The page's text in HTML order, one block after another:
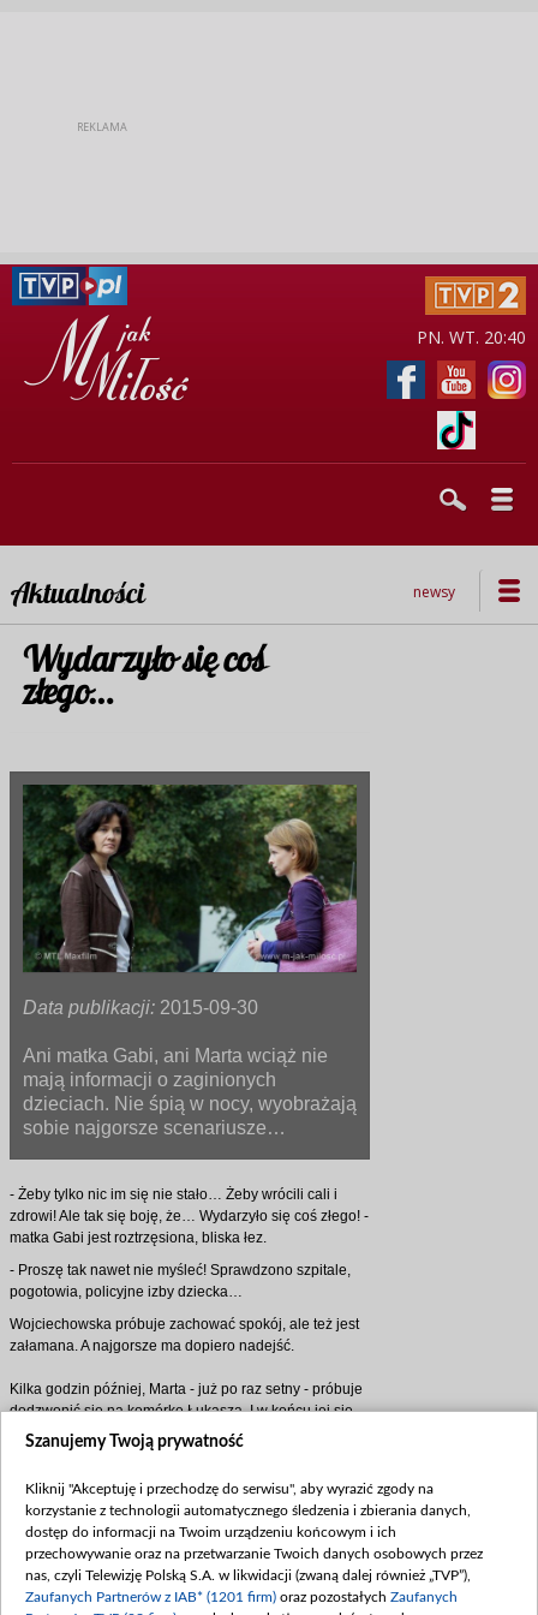
PN. WT. 20:40
Aktualności newsy
Wydarzyło się coś
złego…
Data publikacji: 2015-09-30
Ani matka Gabi, ani Marta wciąż nie
mają informacji o zaginionych
dzieciach. Nie śpią w nocy, wyobrażają
sobie najgorsze scenariusze…
- Żeby tylko nic im się nie stało… Żeby wrócili cali i
zdrowi! Ale tak się boję, że… Wydarzyło się coś złego! -
matka Gabi jest roztrzęsiona, bliska łez.
- Proszę tak nawet nie myśleć! Sprawdzono szpitale,
pogotowia, policyjne izby dziecka…
Wojciechowska próbuje zachować spokój, ale też jest
załamana. A najgorsze ma dopiero nadejść.
Kilka godzin później, Marta - już po raz setny - próbuje
dodzwonić się na komórkę Łukasza. I w końcu jej się
udaje. Ale w telefonie rozlega się głos obcego
mężczyzny.
- Halo?
- Kim pan jest? - Wojciechowska jest zaskoczona. -
Chcę rozmawiać z Łukaszem, z moim synem! Czy
może pan…
Zamiast odpowiedzi, słychać dźwięk przerwanej
Szanujemy Twoją prywatność
Kliknij "Akceptuję i przechodzę do serwisu", aby wyrazić zgody na
korzystanie z technologii automatycznego śledzenia i zbierania danych,
dostęp do informacji na Twoim urządzeniu końcowym i ich
przechowywanie oraz na przetwarzanie Twoich danych osobowych przez
nas, czyli Telewizję Polską S.A. w likwidacji (zwaną dalej również „TVP”),
Zaufanych Partnerów z IAB* (1201 firm) oraz pozostałych Zaufanych